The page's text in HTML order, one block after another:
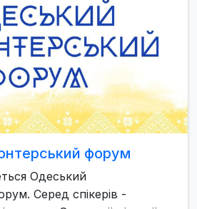
форум
Одеський
Серед спікерів -